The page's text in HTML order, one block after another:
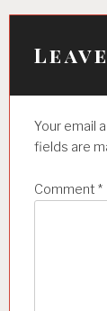
g
Your email
fields are
Comment *